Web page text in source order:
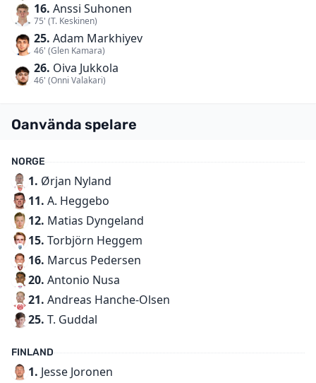
16. Anssi Suhonen
75' (T. Keskinen)
25. Adam Markhiyev
46' (Glen Kamara)
26. Oiva Jukkola
46' (Onni Valakari)
Oanvända spelare
NORGE
1. Ørjan Nyland
11. A. Heggebo
12. Matias Dyngeland
15. Torbjörn Heggem
16. Marcus Pedersen
20. Antonio Nusa
21. Andreas Hanche-Olsen
25. T. Guddal
FINLAND
1. Jesse Joronen